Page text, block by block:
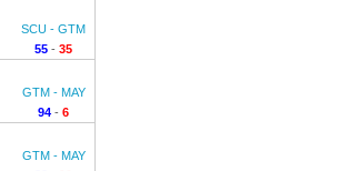
SCU - GTM
55 - 35
GTM - MAY
94 - 6
GTM - MAY